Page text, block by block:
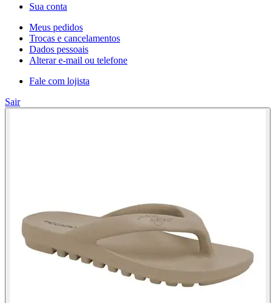
Sua conta
Meus pedidos
Trocas e cancelamentos
Dados pessoais
Alterar e-mail ou telefone
Fale com lojista
Sair